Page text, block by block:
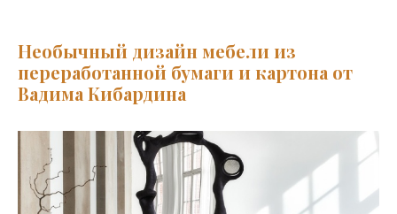
Необычный дизайн мебели из
переработанной бумаги и картона от
Вадима Кибардина